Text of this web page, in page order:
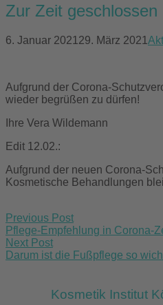
Zur Zeit geschlossen
6. Januar 2021 29. März 2021
Aufgrund der Corona-
wieder begrüßen zu dürfen!
Ihre Vera Wildemann
Edit 12.02.:
Aufgrund der neuen Corona-
Kosmetische Behandlungen
navigation
Previous Post
Pflege-Empfehlung in Corona-
Next Post
Darum ist die Fußpflege so
Kosmetik Institut